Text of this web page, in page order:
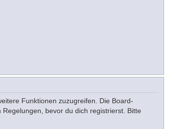
Funktionen zuzugreifen. Die Board-
bevor du dich registrierst. Bitte